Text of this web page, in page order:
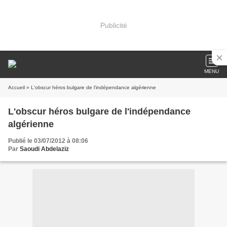
Publicité
MENU
Accueil » L'obscur héros bulgare de l'indépendance algérienne
L'obscur héros bulgare de l'indépendance
algérienne
Publié le 03/07/2012 à 08:06
Par Saoudi Abdelaziz